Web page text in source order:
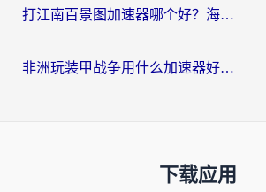
打江南百景图加速器哪个好？海外党踩坑N次后，终于找到不卡的秘诀
非洲玩装甲战争用什么加速器好？海外党亲测有效的国服游戏加速方案
下载应用